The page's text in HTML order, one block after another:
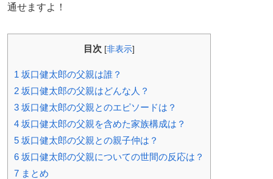
通せますよ！
目次 [非表示]
1 坂口健太郎の父親は誰？
2 坂口健太郎の父親はどんな人？
3 坂口健太郎の父親とのエピソードは？
4 坂口健太郎の父親を含めた家族構成は？
5 坂口健太郎の父親との親子仲は？
6 坂口健太郎の父親についての世間の反応は？
7 まとめ